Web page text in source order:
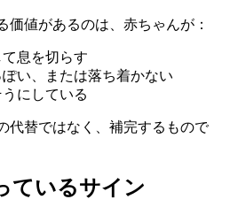
価値があるのは、赤ちゃんが：
息を切らす
い、または落ち着かない
にしている
代替ではなく、補完するもので
ているサイン